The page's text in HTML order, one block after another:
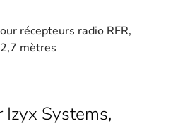
récepteurs radio RFR,
mètres
Izyx Systems,